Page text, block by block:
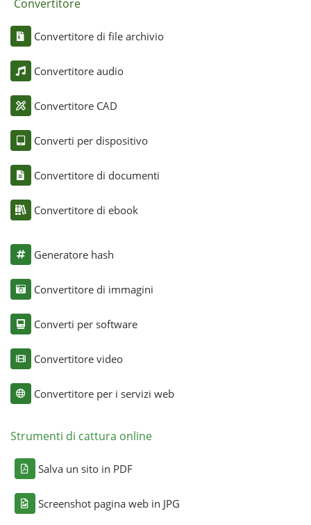
Convertitore
Convertitore di file archivio
Convertitore audio
Convertitore CAD
Converti per dispositivo
Convertitore di documenti
Convertitore di ebook
Generatore hash
Convertitore di immagini
Converti per software
Convertitore video
Convertitore per i servizi web
Strumenti di cattura online
Salva un sito in PDF
Screenshot pagina web in JPG